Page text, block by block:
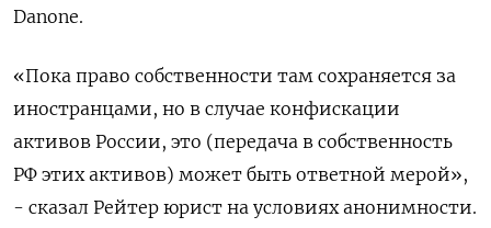
Danone.
«Пока право собственности там сохраняется за
иностранцами, но в случае конфискации
активов России, это (передача в собственность
РФ этих активов) может быть ответной мерой»,
- сказал Рейтер юрист на условиях анонимности.